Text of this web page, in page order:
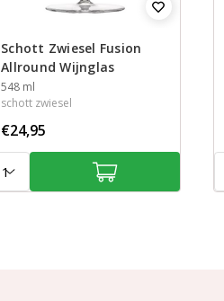
Schott Zwiesel Fusion
Allround Wijnglas
Inhoud
548 ml
schott zwiesel
€24,95